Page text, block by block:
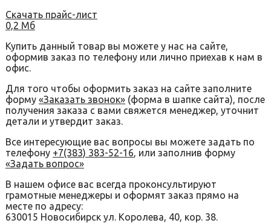
Скачать прайс-лист
0,2 Мб
Купить данный товар вы можете у нас на сайте,
оформив заказ по телефону или лично приехав к нам в
офис.
Для того чтобы оформить заказ на сайте заполните
форму «Заказать звонок» (форма в шапке сайта), после
получения заказа с вами свяжется менеджер, уточнит
детали и утвердит заказ.
Все интересующие вас вопросы вы можете задать по
телефону +7(383) 383-52-16, или заполнив форму
«Задать вопрос»
В нашем офисе вас всегда проконсультируют
грамотные менеджеры и оформят заказ прямо на
месте по адресу:
630015 Новосибирск ул. Королева, 40, кор. 38.